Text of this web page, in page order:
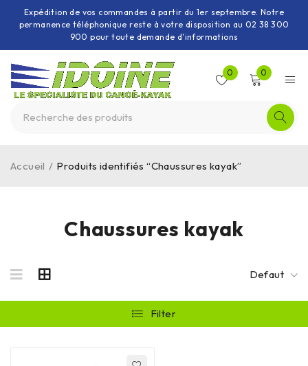
Expédition de vos commandes à partir du 1er septembre. Notre
permanence téléphonique reste à votre disposition au 02 38 300
900 pour toute demande d'informations
0 0
Chaussures kayak
Accueil / Produits identifiés “Chaussures kayak”
Defaut
Filter